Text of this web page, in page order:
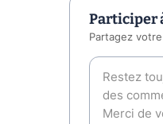
Participer
Partagez